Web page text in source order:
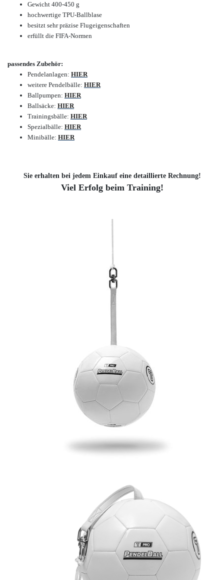
Gewicht 400-450 g
hochwertige TPU-Ballblase
besitzt sehr präzise Flugeigenschaften
erfüllt die FIFA-Normen
passendes Zubehör:
Pendelanlagen: HIER
weitere Pendelbälle: HIER
Ballpumpen: HIER
Ballsäcke: HIER
Trainingsbälle: HIER
Spezialbälle: HIER
Minibälle: HIER
Sie erhalten bei jedem Einkauf eine detaillierte Rechnung!
Viel Erfolg beim Training!